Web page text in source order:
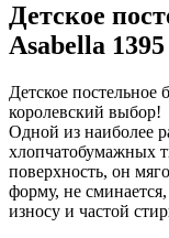
Детское
Asabella
Детское постельное
королевский выбор!
Одной из наиболее
хлопчатобумажных
поверхность, он
форму, не
износу и частой